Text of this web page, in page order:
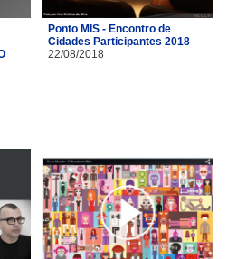
Ponto MIS - Encontro de
Cidades Participantes 2018
22/08/2018